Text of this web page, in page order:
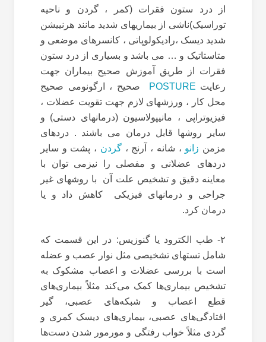
از درد ستون فقرات (کمر ، گردن و ناحیه
توراسیک)ناشی از بیماریهای شدید مانند هرنییشن
شدید دیسک ،رادیکولوپاتی ، کانسرهای موضعی و
متاستاتیک و … می باشد و بسیاری از درد ستون
فقرات از طریق آموزش صحیح بیماران جهت
رعایت POSTURE
صحیح ، ارگونومی صحیح
محل کار ، ورزشهای لازم جهت تقویت عضلات ،
فیزیوتراپی ، مانیپولاسیون (درمانهای دستی) و
سایر روشها قابل درمان می باشند . دردهای
مزمن زانو ، شانه ، آرنج ،گردن ، پشت و سایر
دردهای عضلانی و مفصلی را نیزمی توان با
معاینه دقیق و تشخیص علت آن با روشهای غیر
جراحی و درمانهای فیزیکی کاهش داد و یا
درمان کرد.
۲- طب الکترود یا گنوزیس: در این قسمت که
شامل تستهای تشخیصی مثل نوار عصب و عضله
است با بررسی عضلات و اعصاب مشکوک به
تشخیص بیماری‌ها کمک می‌کند مثلاً بیماری‌های
قطع اعصاب و شبکه‌های عصبی، گیر
افتادگی‌های عصبی، بیماری‌های دیسک کمری و
گردی مثلاً خواب رفتگی و مورمور شدن دست‌ها